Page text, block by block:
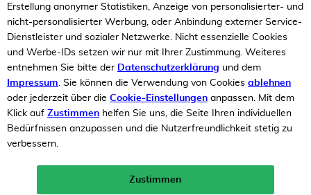
Neukunden-Rabatt ab 49€!
Erstellung anonymer Statistiken, Anzeige von personalisierter- und
nicht-personalisierter Werbung, oder Anbindung externer Service-
Dienstleister und sozialer Netzwerke. Nicht essenzielle Cookies
und Werbe-IDs setzen wir nur mit Ihrer Zustimmung. Weiteres
entnehmen Sie bitte der Datenschutzerklärung und dem
Impressum. Sie können die Verwendung von Cookies ablehnen
oder jederzeit über die Cookie-Einstellungen anpassen. Mit dem
Klick auf Zustimmen helfen Sie uns, die Seite Ihren individuellen
Bedürfnissen anzupassen und die Nutzerfreundlichkeit stetig zu
verbessern.
Zustimmen